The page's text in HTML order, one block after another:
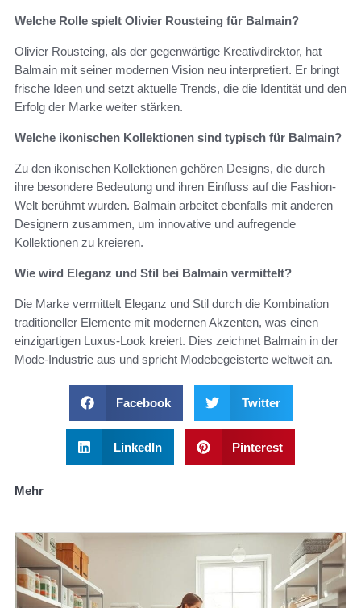
Welche Rolle spielt Olivier Rousteing für Balmain?
Olivier Rousteing, als der gegenwärtige Kreativdirektor, hat
Balmain mit seiner modernen Vision neu interpretiert. Er bringt
frische Ideen und setzt aktuelle Trends, die die Identität und den
Erfolg der Marke weiter stärken.
Welche ikonischen Kollektionen sind typisch für Balmain?
Zu den ikonischen Kollektionen gehören Designs, die durch
ihre besondere Bedeutung und ihren Einfluss auf die Fashion-
Welt berühmt wurden. Balmain arbeitet ebenfalls mit anderen
Designern zusammen, um innovative und aufregende
Kollektionen zu kreieren.
Wie wird Eleganz und Stil bei Balmain vermittelt?
Die Marke vermittelt Eleganz und Stil durch die Kombination
traditioneller Elemente mit modernen Akzenten, was einen
einzigartigen Luxus-Look kreiert. Dies zeichnet Balmain in der
Mode-Industrie aus und spricht Modebegeisterte weltweit an.
Facebook Twitter
LinkedIn Pinterest
Mehr